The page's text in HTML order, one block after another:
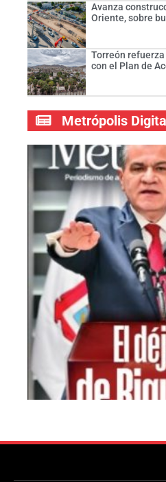
Avanza
Oriente, sobre
Torreón
con el Plan de
Metrópolis